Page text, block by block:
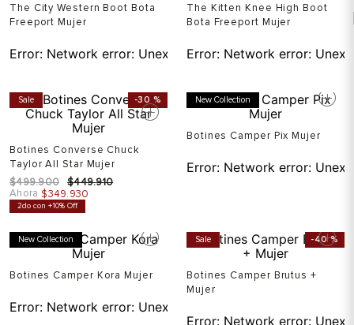
The City Western Boot Bota
Freeport Mujer
Error: Network error: Unexpected token T in JSON at
The Kitten Knee High Boot
Bota Freeport Mujer
Error: Network error:
Sale -30 %
Botines Converse Chuck
Taylor All Star Mujer
$499.900 $449.910
Ahora $349.930
2do con +10% Off
New Collection
Botines Camper Pix Mujer
Error: Network error:
New Collection
Botines Camper Kora Mujer
Error: Network error: Unexpected token T in JSON at
Sale -40 %
Botines Camper Brutus +
Mujer
Error: Network error: